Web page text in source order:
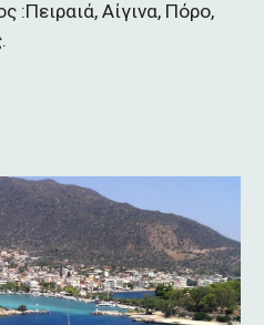
:Πειραιά, Αίγινα, Πόρο,